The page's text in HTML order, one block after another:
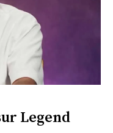
Legend